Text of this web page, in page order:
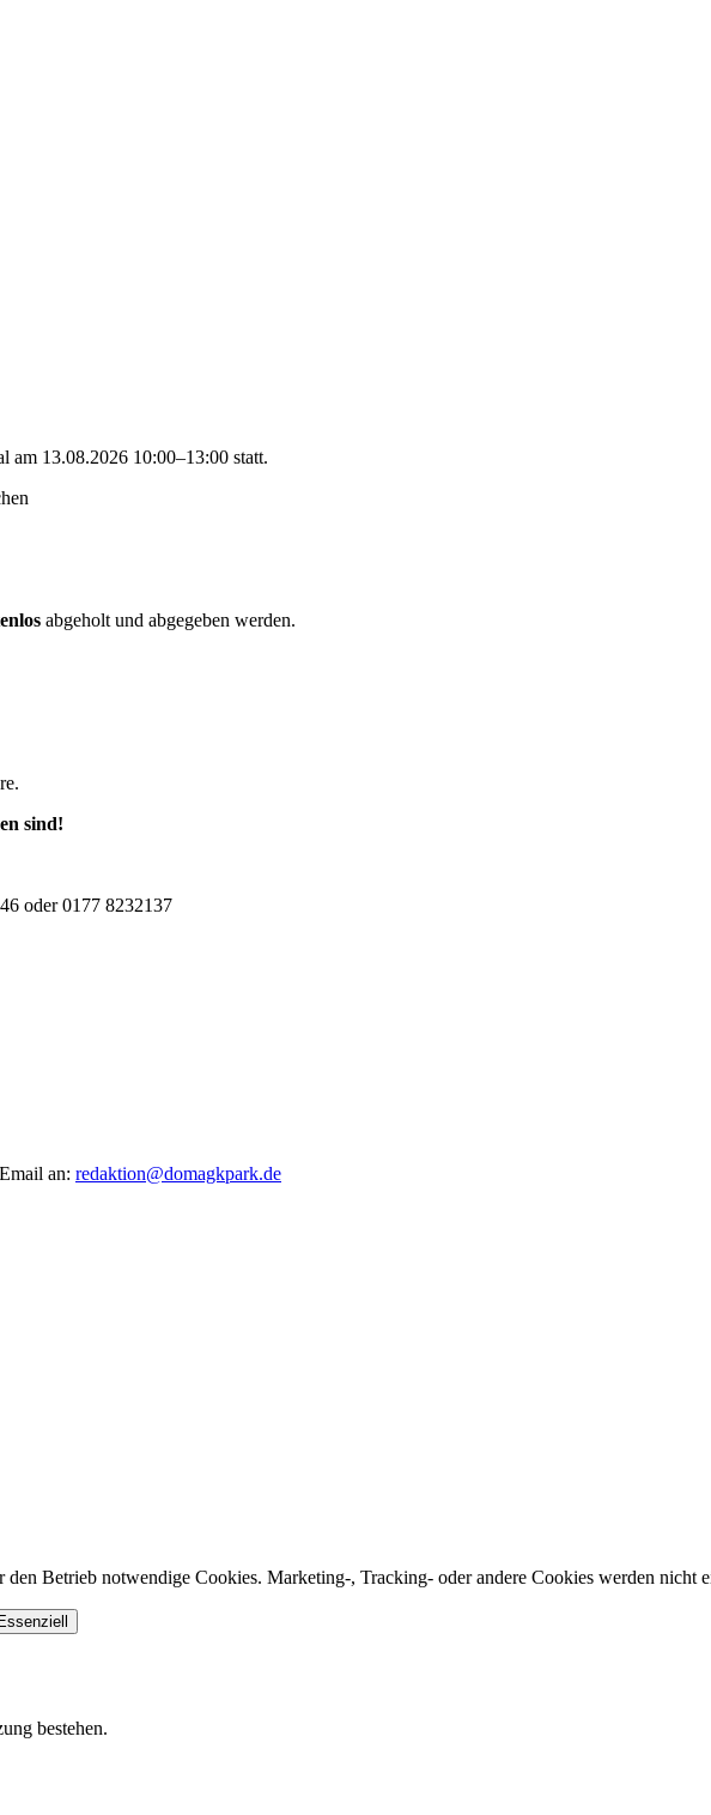
am 13.08.2026 10:00–13:00 statt.
abgeholt und abgegeben werden.
sind!
oder 0177 8232137
an: redaktion@domagkpark.de
Betrieb notwendige Cookies. Marketing-, Tracking- oder andere Cookies werden nicht
bestehen.